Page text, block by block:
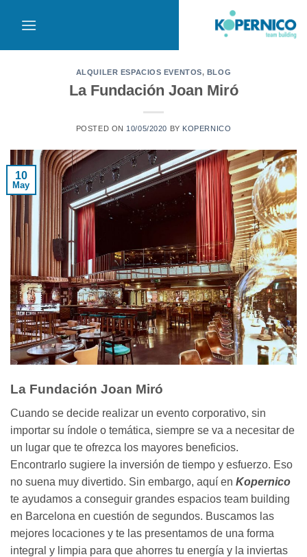
ALQUILER ESPACIOS EVENTOS, BLOG
La Fundación Joan Miró
POSTED ON 10/05/2020 BY KOPERNICO
10
May
La Fundación Joan Miró
Cuando se decide realizar un evento corporativo, sin
importar su índole o temática, siempre se va a necesitar de
un lugar que te ofrezca los mayores beneficios.
Encontrarlo sugiere la inversión de tiempo y esfuerzo. Eso
no suena muy divertido. Sin embargo, aquí en Kopernico
te ayudamos a conseguir grandes espacios team building
en Barcelona en cuestión de segundos. Buscamos las
mejores locaciones y te las presentamos de una forma
integral y limpia para que ahorres tu energía y la inviertas